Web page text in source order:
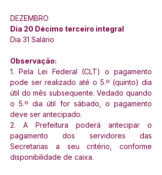
DEZEMBRO
Dia 20 Décimo terceiro integral
Dia 31 Salário
Observação:
1. Pela Lei Federal (CLT) o pagamento
pode ser realizado até o 5.º (quinto) dia
útil do mês subsequente. Vedado quando
o 5.º dia útil for sábado, o pagamento
deve ser antecipado.
2. A Prefeitura poderá antecipar o
pagamento dos servidores das
Secretarias a seu critério, conforme
disponibilidade de caixa.